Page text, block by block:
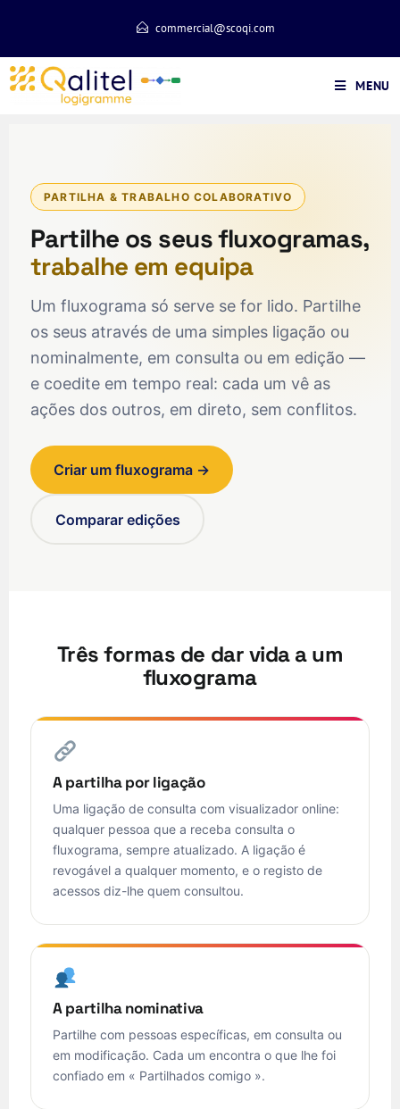
commercial@scoqi.com
MENU
PARTILHA & TRABALHO COLABORATIVO
Partilhe os seus fluxogramas,
trabalhe em equipa
Um fluxograma só serve se for lido. Partilhe
os seus através de uma simples ligação ou
nominalmente, em consulta ou em edição —
e coedite em tempo real: cada um vê as
ações dos outros, em direto, sem conflitos.
Criar um fluxograma →
Comparar edições
Três formas de dar vida a um
fluxograma
A partilha por ligação
Uma ligação de consulta com visualizador online:
qualquer pessoa que a receba consulta o
fluxograma, sempre atualizado. A ligação é
revogável a qualquer momento, e o registo de
acessos diz-lhe quem consultou.
A partilha nominativa
Partilhe com pessoas específicas, em consulta ou
em modificação. Cada um encontra o que lhe foi
confiado em « Partilhados comigo ».